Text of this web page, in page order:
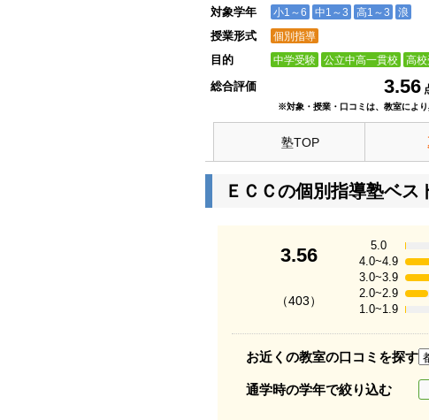
対象学年 小1～6 中1～3 高1～3 浪
授業形式 個別指導
目的 中学受験 公立中高一貫校 高
総合評価 3.56
※対象・授業・口コミは、教室により
塾TOP
ＥＣＣの個別指導塾ベス
3.56
（403）
5.0
4.0~4.9
3.0~3.9
2.0~2.9
1.0~1.9
お近くの教室の口コミを探す
通学時の学年で絞り込む